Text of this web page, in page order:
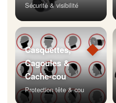
Sécurité & visibilité
◆
Casquettes,
Cagoules &
Cache-cou
Protection tête & cou